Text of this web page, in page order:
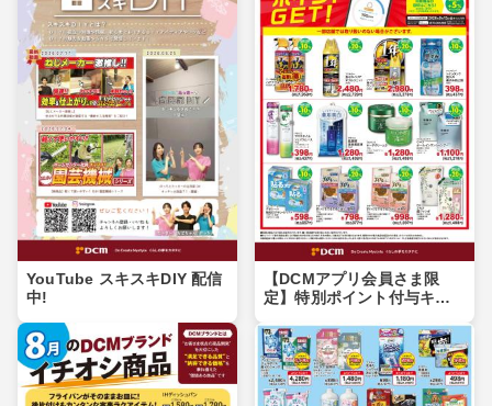
YouTube スキスキDIY 配信
中!
【DCMアプリ会員さま限
定】特別ポイント付与キャ